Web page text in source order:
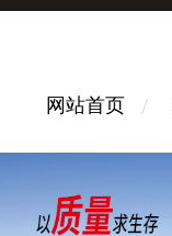
网站首页